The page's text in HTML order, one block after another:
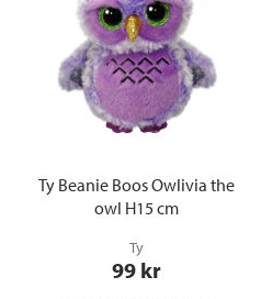
Ty Beanie Boos Owlivia the
owl H15 cm
Ty
99 kr